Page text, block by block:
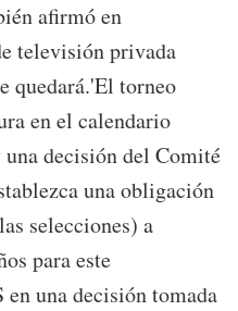
afirmó en
televisión privada
quedará.'El torneo
en el calendario
decisión del Comité
una obligación
selecciones) a
para este
una decisión tomada